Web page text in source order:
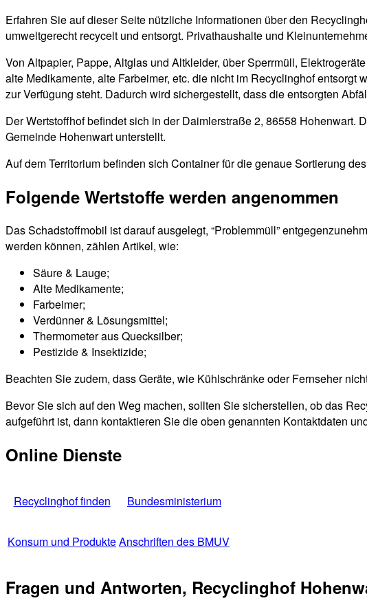
Erfahren Sie auf dieser Seite nützliche Informationen über den
umweltgerecht recycelt und entsorgt. Privathaushalte und
Von Altpapier, Pappe, Altglas und Altkleider, über Sperrmüll,
alte Medikamente, alte Farbeimer, etc. die nicht im Recyclinghof
zur Verfügung steht. Dadurch wird sichergestellt, dass die entsorgten
Der Wertstoffhof befindet sich in der Daimlerstraße 2, 86558 Hohenwart.
Gemeinde Hohenwart unterstellt.
Auf dem Territorium befinden sich Container für die genaue Sortierung
Folgende Wertstoffe werden angenommen
Das Schadstoffmobil ist darauf ausgelegt, “Problemmüll”
werden können, zählen Artikel, wie:
Säure & Lauge;
Alte Medikamente;
Farbeimer;
Verdünner & Lösungsmittel;
Thermometer aus Quecksilber;
Pestizide & Insektizide;
Beachten Sie zudem, dass Geräte, wie Kühlschränke oder Fernseher
Bevor Sie sich auf den Weg machen, sollten Sie sicherstellen, ob das
aufgeführt ist, dann kontaktieren Sie die oben genannten Kontaktdaten
Online Dienste
Recyclinghof finden Bundesministerium
Konsum und ProdukteAnschriften des BMUV
Fragen und Antworten, Recyclinghof